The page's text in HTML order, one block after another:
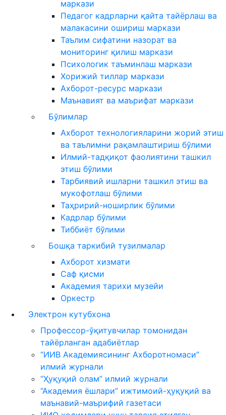
маркази
Педагог кадрларни қайта тайёрлаш ва
малакасини ошириш маркази
Таълим сифатини назорат ва
мониторинг қилиш маркази
Психологик таъминлаш маркази
Хорижий тиллар маркази
Ахборот-ресурс маркази
Маънавият ва маърифат маркази
Бўлимлар
Ахборот технологияларини жорий этиш
ва таълимни рақамлаштириш бўлими
Илмий-тадқиқот фаолиятини ташкил
этиш бўлими
Тарбиявий ишларни ташкил этиш ва
мукофотлаш бўлими
Таҳририй-ноширлик бўлими
Кадрлар бўлими
Тиббиёт бўлими
Бошқа таркибий тузилмалар
Ахборот хизмати
Саф қисми
Академия тарихи музейи
Оркестр
Электрон кутубхона
Профессор-ўқитувчилар томонидан
тайёрланган адабиётлар
“ИИВ Академиясининг Ахборотномаси”
илмий журнали
“Ҳуқуқий олам” илмий журнали
“Академия ёшлари” ижтимоий-ҳуқуқий ва
маънавий-маърифий газетаси